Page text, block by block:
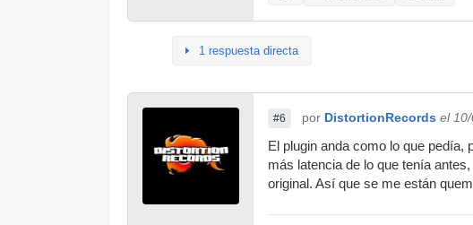
1 respuesta directa
#6 por DistortionRecords el
El plugin anda como lo que pedía,
más latencia de lo que tenía
original. Así que se me están